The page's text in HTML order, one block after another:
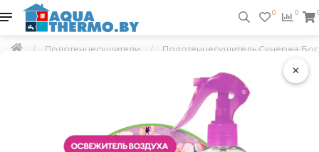
×
0 0
Полотенцесушители Полотенцесушитель Сунержа